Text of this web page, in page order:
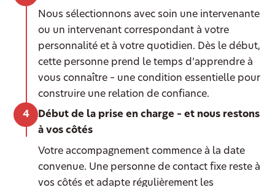
Nous sélectionnons avec soin une intervenante
ou un intervenant correspondant à votre
personnalité et à votre quotidien. Dès le début,
cette personne prend le temps d’apprendre à
vous connaître – une condition essentielle pour
construire une relation de confiance.
Début de la prise en charge – et nous restons
à vos côtés
Votre accompagnement commence à la date
convenue. Une personne de contact fixe reste à
vos côtés et adapte régulièrement les